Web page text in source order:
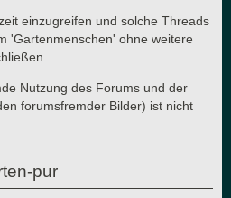
einzugreifen und solche Threads
'Gartenmenschen' ohne weitere
Nutzung des Forums und der
forumsfremder Bilder) ist nicht
pur